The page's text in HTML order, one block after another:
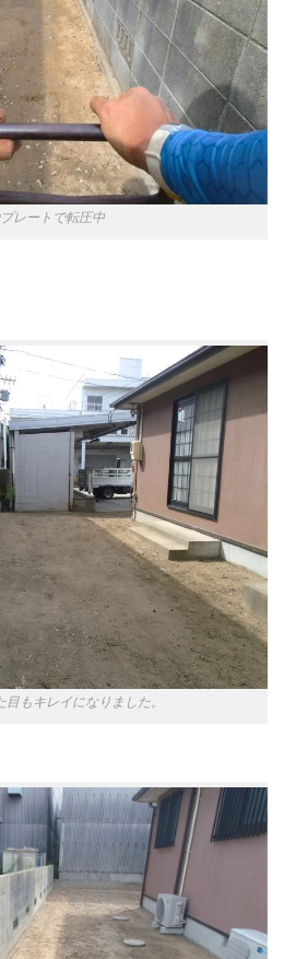
レートで転圧中
目もキレイになりました。